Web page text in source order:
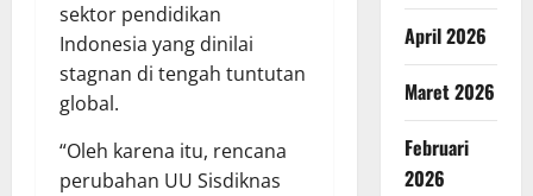
sektor pendidikan
Indonesia yang dinilai
stagnan di tengah tuntutan
global.
“Oleh karena itu, rencana
perubahan UU Sisdiknas
April 2026
Maret 2026
Februari
2026